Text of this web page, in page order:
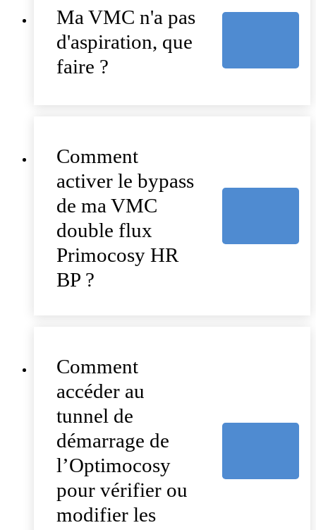
Ma VMC n'a pas
d'aspiration, que
faire ?
Comment
activer le bypass
de ma VMC
double flux
Primocosy HR
BP ?
Comment
accéder au
tunnel de
démarrage de
l’Optimocosy
pour vérifier ou
modifier les